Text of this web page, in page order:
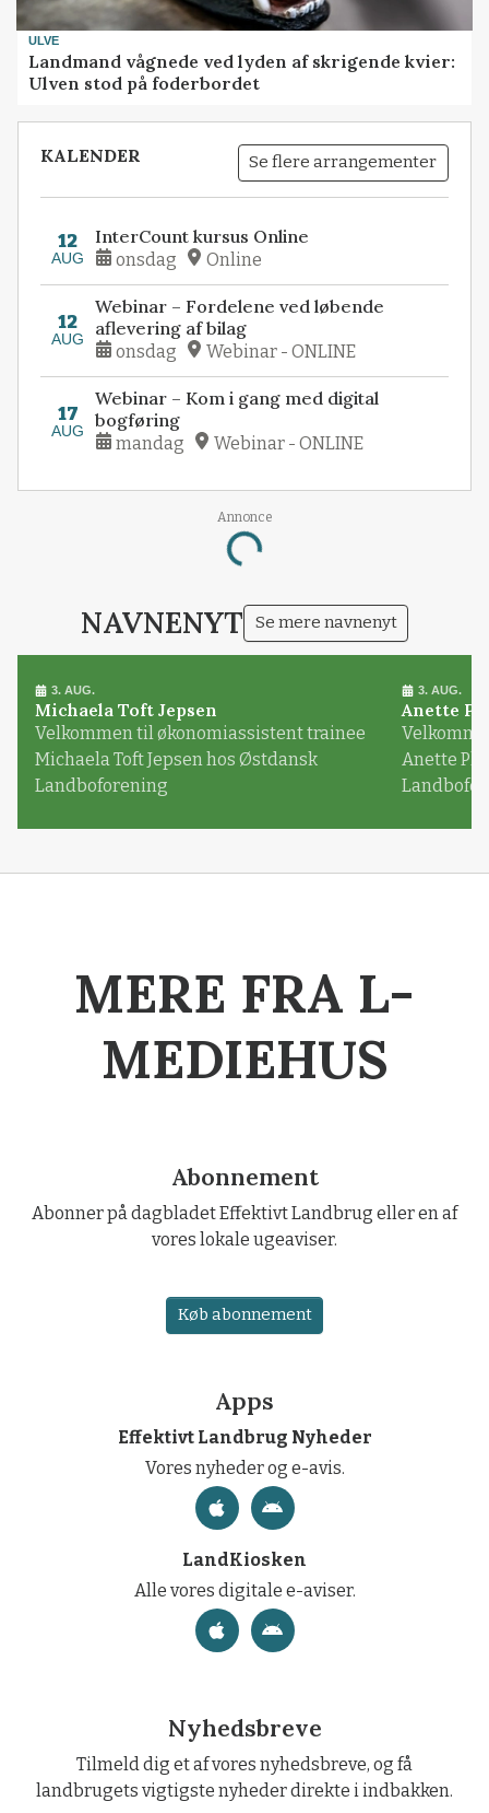
ULVE
Landmand vågnede ved lyden af skrigende kvier:
Ulven stod på foderbordet
KALENDER Se flere arrangementer
12
AUG
InterCount kursus Online
onsdag Online
12
AUG
Webinar – Fordelene ved løbende
aflevering af bilag
onsdag Webinar - ONLINE
17
AUG
Webinar – Kom i gang med digital
bogføring
mandag Webinar - ONLINE
Annonce
Loading...
NAVNENYT Se mere navnenyt
3. AUG.
Michaela Toft Jepsen
Velkommen til økonomiassistent trainee
Michaela Toft Jepsen hos Østdansk
Landboforening
3. AUG.
Anette
Anette
MERE FRA L-
MEDIEHUS
Abonnement
Abonner på dagbladet Effektivt Landbrug eller en af
vores lokale ugeaviser.
Køb abonnement
Apps
Effektivt Landbrug Nyheder
Vores nyheder og e-avis.
LandKiosken
Alle vores digitale e-aviser.
Nyhedsbreve
Tilmeld dig et af vores nyhedsbreve, og få
landbrugets vigtigste nyheder direkte i indbakken.